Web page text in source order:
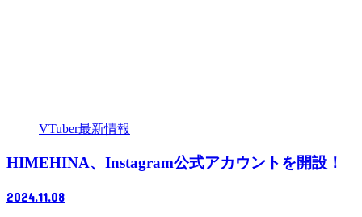
VTuber最新情報
HIMEHINA、Instagram公式アカウントを開設！
2024.11.08